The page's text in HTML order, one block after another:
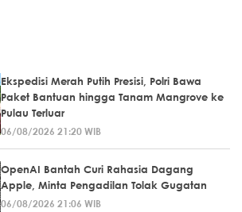
Ekspedisi Merah Putih Presisi, Polri Bawa
Paket Bantuan hingga Tanam Mangrove ke
Pulau Terluar
06/08/2026 21:20 WIB
OpenAI Bantah Curi Rahasia Dagang
Apple, Minta Pengadilan Tolak Gugatan
06/08/2026 21:06 WIB